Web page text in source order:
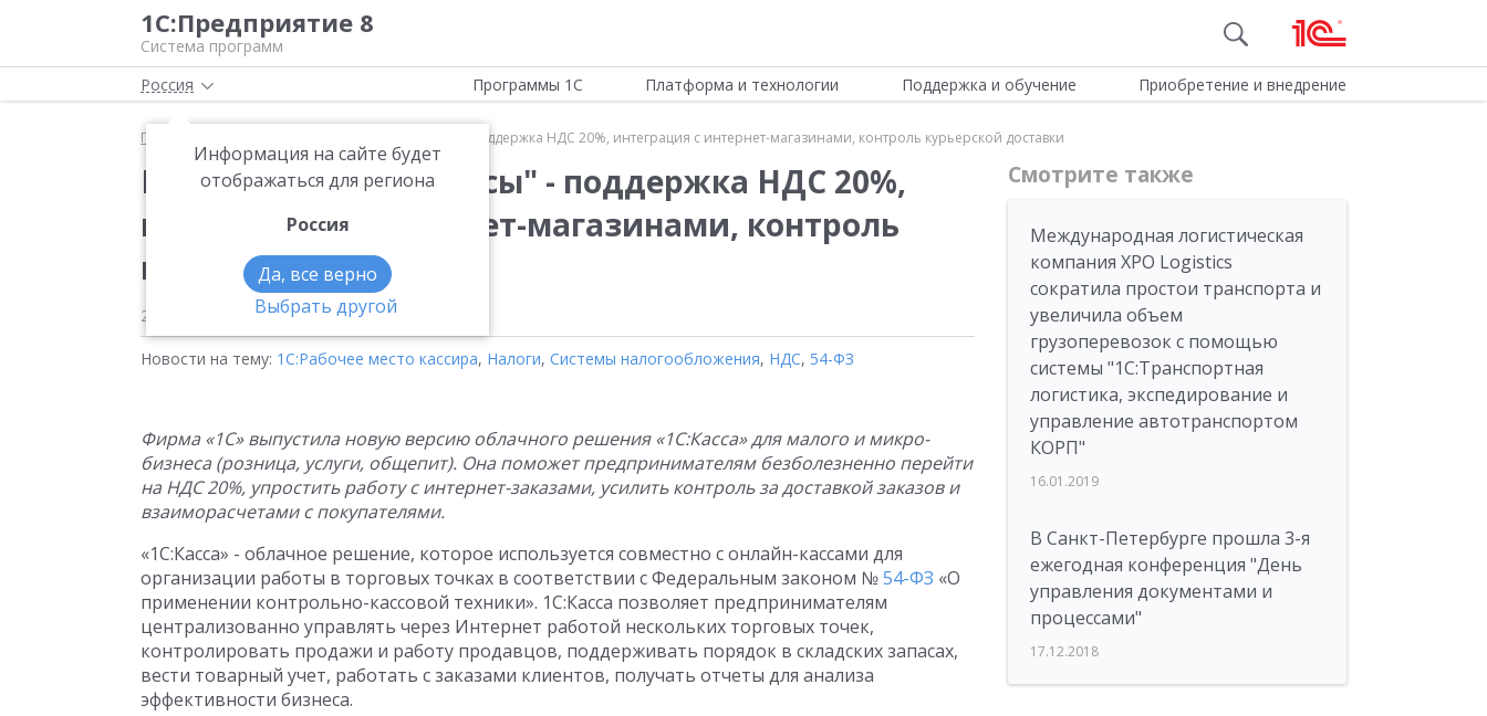
1С:Предприятие 8
Система программ
Россия
Информация на сайте будет
отображаться для региона
Россия
Да, все верно
Выбрать другой
Программы 1С Платформа и технологии Поддержка и обучение Приобретение и внедрение
Главная Новая версия "1С:Кассы" - поддержка НДС 20%, интеграция с интернет-магазинами, контроль курьерской доставки
Новая версия "1С:Кассы" - поддержка НДС 20%,
интеграция с интернет-магазинами, контроль
курьерской доставки
27.12.2018
Новости на тему: 1С:Рабочее место кассира, Налоги, Системы налогообложения, НДС, 54-ФЗ
Фирма «1С» выпустила новую версию облачного решения «1С:Касса» для малого и микро-
бизнеса (розница, услуги, общепит). Она поможет предпринимателям безболезненно перейти
на НДС 20%, упростить работу с интернет-заказами, усилить контроль за доставкой заказов и
взаиморасчетами с покупателями.
«1С:Касса» - облачное решение, которое используется совместно с онлайн-кассами для
организации работы в торговых точках в соответствии с Федеральным законом №54-ФЗ «О
применении контрольно-кассовой техники». 1С:Касса позволяет предпринимателям
централизованно управлять через Интернет работой нескольких торговых точек,
контролировать продажи и работу продавцов, поддерживать порядок в складских запасах,
вести товарный учет, работать с заказами клиентов, получать отчеты для анализа
эффективности бизнеса.
Смотрите также
Международная логистическая
компания XPO Logistics
сократила простои транспорта и
увеличила объем
грузоперевозок с помощью
системы "1С:Транспортная
логистика, экспедирование и
управление автотранспортом
КОРП"
16.01.2019
В Санкт-Петербурге прошла 3-я
ежегодная конференция "День
управления документами и
процессами"
17.12.2018